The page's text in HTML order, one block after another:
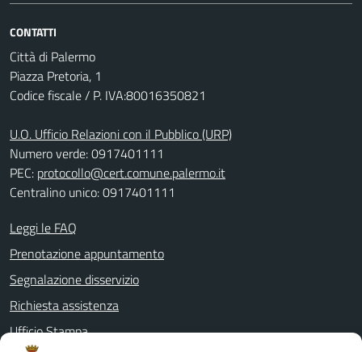
CONTATTI
Città di Palermo
Piazza Pretoria, 1
Codice fiscale / P. IVA:80016350821
U.O. Ufficio Relazioni con il Pubblico (URP)
Numero verde: 0917401111
PEC: protocollo@cert.comune.palermo.it
Centralino unico: 0917401111
Leggi le FAQ
Prenotazione appuntamento
Segnalazione disservizio
Richiesta assistenza
Ufficio Stampa